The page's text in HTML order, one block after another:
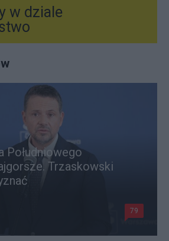
w dziale
Południowego
Trzaskowski
79